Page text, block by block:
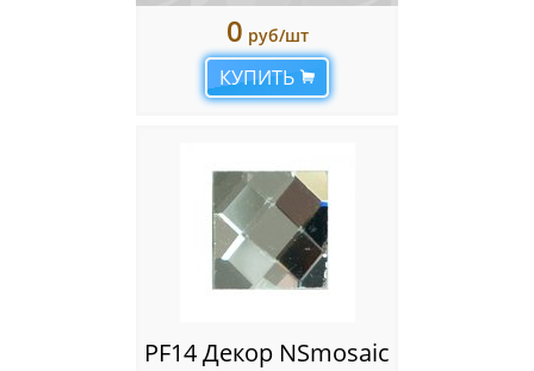
0 руб/шт
КУПИТЬ
PF14 Декор NSmosaic